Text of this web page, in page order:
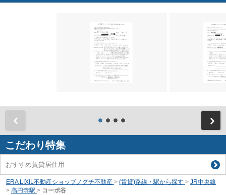
こだわり特集
おすすめ賃貸居住用
ERA LIXIL不動産ショップノグチ不動産 > (賃貸)路線・駅から探す > JR中央線
> 高円寺駅 > コーポ谷